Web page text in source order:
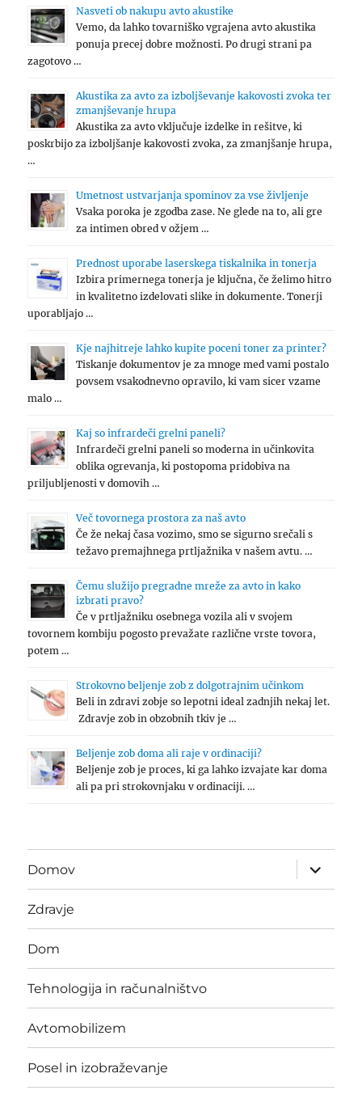
Nasveti ob nakupu avto akustike
Vemo, da lahko tovarniško vgrajena avto akustika
ponuja precej dobre možnosti. Po drugi strani pa
zagotovo …
Akustika za avto za izboljševanje kakovosti zvoka ter
zmanjševanje hrupa
Akustika za avto vključuje izdelke in rešitve, ki
poskrbijo za izboljšanje kakovosti zvoka, za zmanjšanje hrupa,
…
Umetnost ustvarjanja spominov za vse življenje
Vsaka poroka je zgodba zase. Ne glede na to, ali gre
za intimen obred v ožjem …
Prednost uporabe laserskega tiskalnika in tonerja
Izbira primernega tonerja je ključna, če želimo hitro
in kvalitetno izdelovati slike in dokumente. Tonerji
uporabljajo …
Kje najhitreje lahko kupite poceni toner za printer?
Tiskanje dokumentov je za mnoge med vami postalo
povsem vsakodnevno opravilo, ki vam sicer vzame
malo …
Kaj so infrardeči grelni paneli?
Infrardeči grelni paneli so moderna in učinkovita
oblika ogrevanja, ki postopoma pridobiva na
priljubljenosti v domovih …
Več tovornega prostora za naš avto
Če že nekaj časa vozimo, smo se sigurno srečali s
težavo premajhnega prtljažnika v našem avtu. …
Čemu služijo pregradne mreže za avto in kako
izbrati pravo?
Če v prtljažniku osebnega vozila ali v svojem
tovornem kombiju pogosto prevažate različne vrste tovora,
potem …
Strokovno beljenje zob z dolgotrajnim učinkom
Beli in zdravi zobje so lepotni ideal zadnjih nekaj let.
Zdravje zob in obzobnih tkiv je …
Beljenje zob doma ali raje v ordinaciji?
Beljenje zob je proces, ki ga lahko izvajate kar doma
ali pa pri strokovnjaku v ordinaciji. …
Domov
expand
child
menu
Zdravje
Dom
Tehnologija in računalništvo
Avtomobilizem
Posel in izobraževanje